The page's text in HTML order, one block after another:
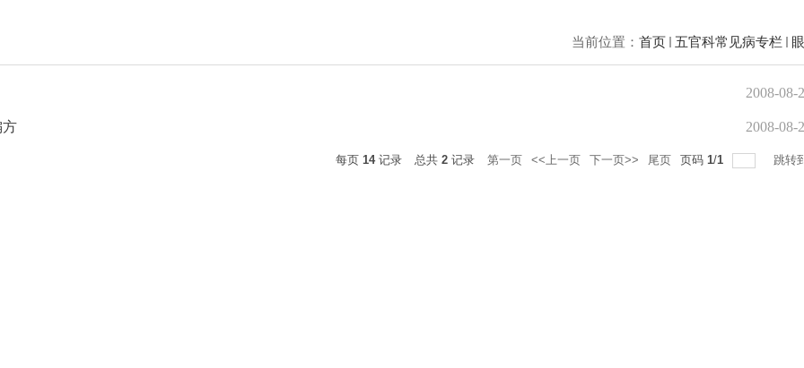
当前位置： 首页 五官科常见病专栏
2008-08-
方 2008-08-
每页 14记录 总共 2 记录 第一页 <<上一页 下一页>> 尾页 页码 1/1 跳转